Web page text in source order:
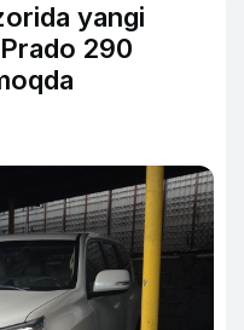
yangi
290